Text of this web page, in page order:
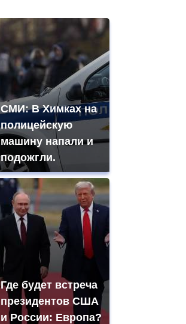
СМИ: В Химках на
полицейскую
машину напали и
подожгли.
Где будет встреча
президентов США
и России: Европа?